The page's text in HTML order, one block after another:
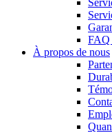
FAQ
À propos de nous